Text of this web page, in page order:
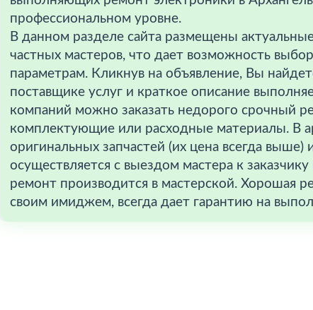
профессиональном уровне.
В данном разделе сайта размещены
частных мастеров, что дает возможность
параметрам. Кликнув на объявление, Вы
поставщике услуг и краткое описание
компаний можно заказать недорого срочный
комплектующие или расходные материалы. В
оригинальных запчастей (их цена всегда выше)
осуществляется с выездом мастера к
ремонт производится в мастерской. Хорошая
своим имиджем, всегда дает гарантию на